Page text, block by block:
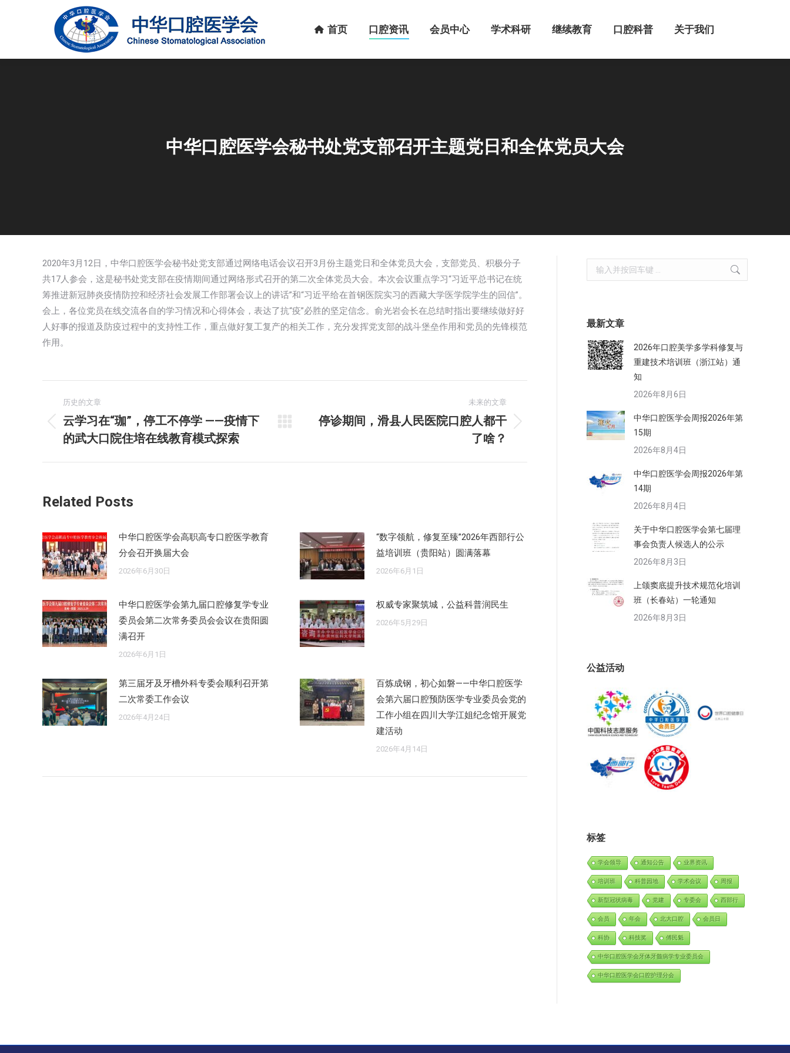
首页 口腔资讯 会员中心 学术科研 继续教育 口腔科普 关于我们
中华口腔医学会秘书处党支部召开主题党日和全体党员大会
2020年3月12日，中华口腔医学会秘书处党支部通过网络电话会议召开3月份主题党日和全体党员大会，支部党员、积极分子
共17人参会，这是秘书处党支部在疫情期间通过网络形式召开的第二次全体党员大会。本次会议重点学习“习近平总书记在统
筹推进新冠肺炎疫情防控和经济社会发展工作部署会议上的讲话”和“习近平给在首钢医院实习的西藏大学医学院学生的回信”。
会上，各位党员在线交流各自的学习情况和心得体会，表达了抗“疫”必胜的坚定信念。俞光岩会长在总结时指出要继续做好好
人好事的报道及防疫过程中的支持性工作，重点做好复工复产的相关工作，充分发挥党支部的战斗堡垒作用和党员的先锋模范
作用。
章
航
历史的文章
历
史
的
云学习在“珈”，停工不停学 ——疫情下
的武大口院住培在线教育模式探索
未来的文章
的
停诊期间，滑县人民医院口腔人都干
了啥？
Related Posts
中华口腔医学会高职高专口腔医学教育
分会召开换届大会
2026年6月30日
“数字领航，修复至臻”2026年西部行公
益培训班（贵阳站）圆满落幕
2026年6月1日
中华口腔医学会第九届口腔修复学专业
委员会第二次常务委员会会议在贵阳圆
满召开
2026年6月1日
权威专家聚筑城，公益科普润民生
2026年5月29日
第三届牙及牙槽外科专委会顺利召开第
二次常委工作会议
2026年4月24日
百炼成钢，初心如磐——中华口腔医学
会第六届口腔预防医学专业委员会党的
工作小组在四川大学江姐纪念馆开展党
建活动
2026年4月14日
Search:
最新文章
2026年口腔美学多学科修复与
重建技术培训班（浙江站）通
知
2026年8月6日
中华口腔医学会周报2026年第
15期
2026年8月4日
中华口腔医学会周报2026年第
14期
2026年8月4日
关于中华口腔医学会第七届理
事会负责人候选人的公示
2026年8月3日
上颌窦底提升技术规范化培训
班（长春站）一轮通知
2026年8月3日
公益活动
标签
学会领导 通知公告 业界资讯
培训班 科普园地 学术会议 周报
新型冠状病毒 党建 专委会 西部行
会员 年会 北大口腔 会员日
科协 科技奖 傅民魁
中华口腔医学会牙体牙髓病学专业委员会
中华口腔医学会口腔护理分会